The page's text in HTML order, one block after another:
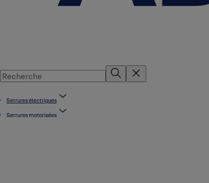
Serrures électriques
Serrures motorisées